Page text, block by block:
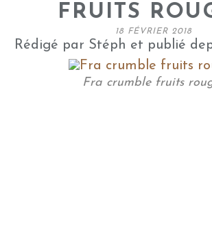
FRUITS
18 FÉVRIER 2018
Rédigé par Stéph et publié
Fra crumble fruits